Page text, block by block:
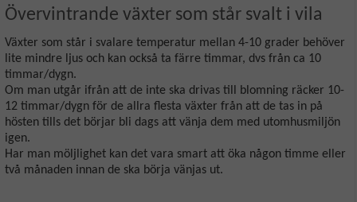
Övervintrande växter som står svalt i vila
Växter som står i svalare temperatur mellan 4-10 grader behöver
lite mindre ljus och kan också ta färre timmar, dvs från ca 10
timmar/dygn.
Om man utgår ifrån att de inte ska drivas till blomning räcker 10-
12 timmar/dygn för de allra flesta växter från att de tas in på
hösten tills det börjar bli dags att vänja dem med utomhusmiljön
igen.
Har man möljlighet kan det vara smart att öka någon timme eller
två månaden innan de ska börja vänjas ut.